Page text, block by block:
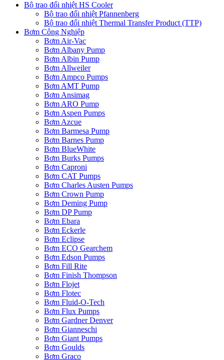
Bộ trao đổi nhiệt HS Cooler
Bộ trao đổi nhiệt Pfannenberg
Bộ trao đổi nhiệt Thermal Transfer Product (TTP)
Bơm Công Nghiệp
Bơm Air-Vac
Bơm Albany Pump
Bơm Albin Pump
Bơm Allweiler
Bơm Ampco Pumps
Bơm AMT Pump
Bơm Ansimag
Bơm ARO Pump
Bơm Aspen Pumps
Bơm Azcue
Bơm Barmesa Pump
Bơm Barnes Pump
Bơm BlueWhite
Bơm Burks Pumps
Bơm Caproni
Bơm CAT Pumps
Bơm Charles Austen Pumps
Bơm Crown Pump
Bơm Deming Pump
Bơm DP Pump
Bơm Ebara
Bơm Eckerle
Bơm Eclipse
Bơm ECO Gearchem
Bơm Edson Pumps
Bơm Fill Rite
Bơm Finish Thompson
Bơm Flojet
Bơm Flotec
Bơm Fluid-O-Tech
Bơm Flux Pumps
Bơm Gardner Denver
Bơm Gianneschi
Bơm Giant Pumps
Bơm Goulds
Bơm Graco